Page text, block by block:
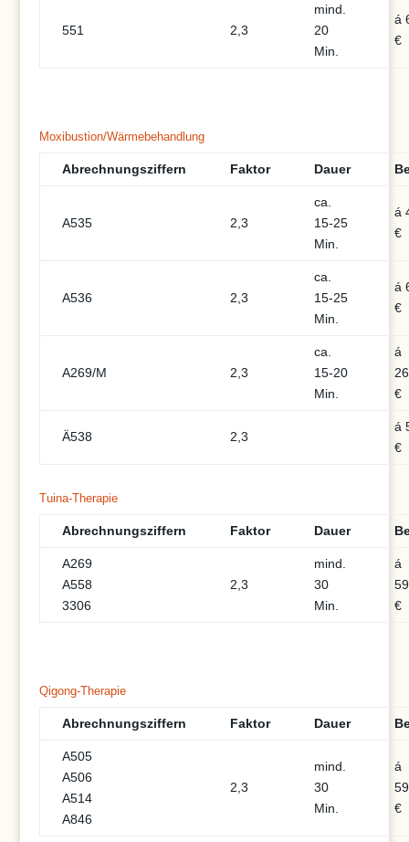
551 2,3
mind.
20
Min.
á
€
Moxibustion/Wärmebehandlung
Abrechnungsziffern Faktor Dauer
A535 2,3
ca.
15-25
Min.
á
€
A536 2,3
ca.
15-25
Min.
á
€
A269/M 2,3
ca.
15-20
Min.
á
€
Ä538 2,3
á
€
Tuina-Therapie
Abrechnungsziffern Faktor Dauer
A269
A558
3306
2,3
mind.
30
Min.
á
€
Qigong-Therapie
Abrechnungsziffern Faktor Dauer
A505
A506
A514
A846
2,3
mind.
30
Min.
á
€